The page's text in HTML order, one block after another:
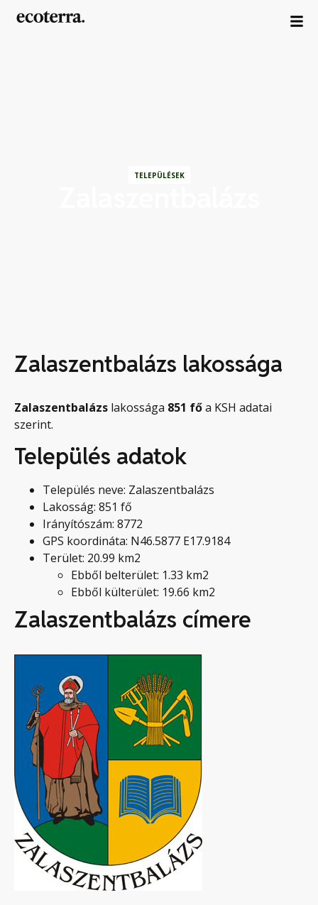
TELEPÜLÉSEK
Zalaszentbalázs lakossága
Zalaszentbalázs lakossága 851 főa KSH adatai
szerint.
Település adatok
Település neve: Zalaszentbalázs
Lakosság: 851 fő
Irányítószám: 8772
GPS koordináta: N46.5877 E17.9184
Terület: 20.99 km2
Ebből belterület: 1.33 km2
Ebből külterület: 19.66 km2
Zalaszentbalázs címere